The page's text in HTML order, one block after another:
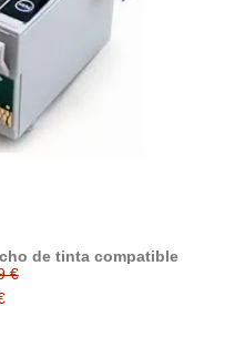
de tinta compatible
€